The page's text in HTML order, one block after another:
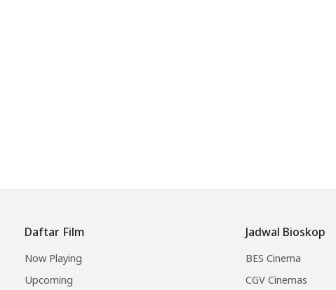
Daftar Film
Now Playing
Upcoming
Jadwal Bioskop
BES Cinema
CGV Cinemas